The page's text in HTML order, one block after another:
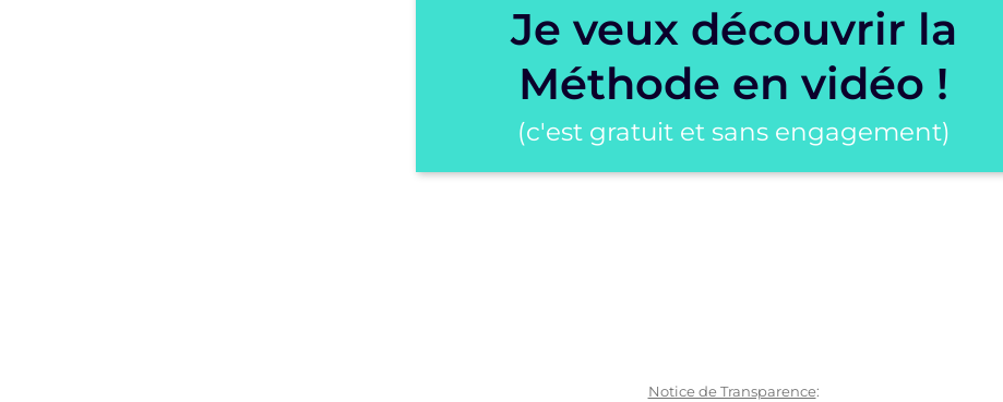
Je veux découvrir la
Méthode en vidéo !
(c'est gratuit et sans engagement)
Notice de Transparence: